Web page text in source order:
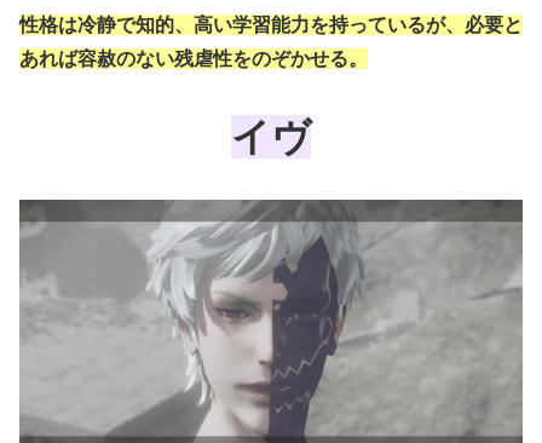
性格は冷静で知的、高い学習能力を持っているが、必要と
あれば容赦のない残虐性をのぞかせる。
イヴ